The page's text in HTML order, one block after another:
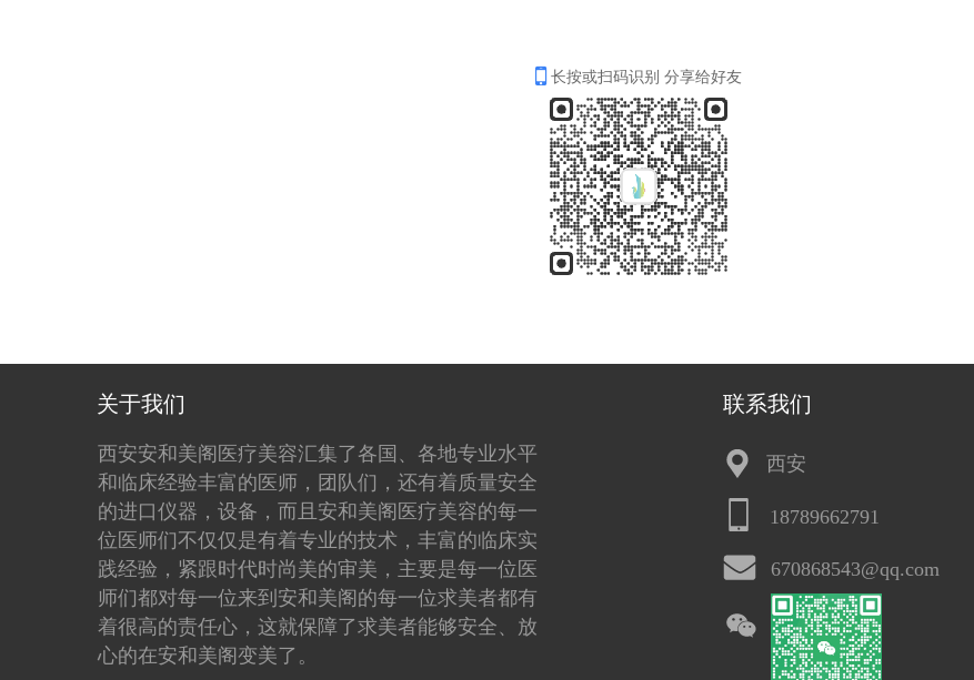
长按或扫码识别 分享给好友
关于我们
西安安和美阁医疗美容汇集了各国、各地专业水平
和临床经验丰富的医师，团队们，还有着质量安全
的进口仪器，设备，而且安和美阁医疗美容的每一
位医师们不仅仅是有着专业的技术，丰富的临床实
践经验，紧跟时代时尚美的审美，主要是每一位医
师们都对每一位来到安和美阁的每一位求美者都有
着很高的责任心，这就保障了求美者能够安全、放
心的在安和美阁变美了。
联系我们
西安
18789662791
670868543@qq.com